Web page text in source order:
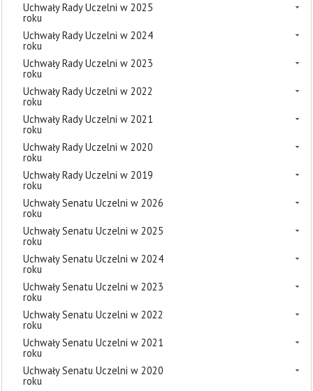
Uchwały Rady Uczelni w 2025
roku
Uchwały Rady Uczelni w 2024
roku
Uchwały Rady Uczelni w 2023
roku
Uchwały Rady Uczelni w 2022
roku
Uchwały Rady Uczelni w 2021
roku
Uchwały Rady Uczelni w 2020
roku
Uchwały Rady Uczelni w 2019
roku
Uchwały Senatu Uczelni w 2026
roku
Uchwały Senatu Uczelni w 2025
roku
Uchwały Senatu Uczelni w 2024
roku
Uchwały Senatu Uczelni w 2023
roku
Uchwały Senatu Uczelni w 2022
roku
Uchwały Senatu Uczelni w 2021
roku
Uchwały Senatu Uczelni w 2020
roku